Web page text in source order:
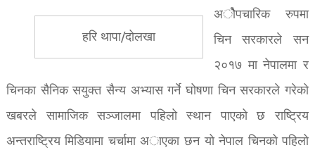
हरि थापा/दोलखा
अोैपचारिक रुपमा
चिन सरकारले सन
२०१७ मा नेपालमा र
चिनका सैनिक सयुक्त सैन्य अभ्यास गर्ने घोषणा चिन सरकारले गरेको
खबरले सामाजिक सञ्जालमा पहिलो स्थान पाएको छ राष्ट्रिय
अन्तराष्ट्रिय मिडियामा चर्चामा अाएका छन यो नेपाल चिनको पहिलो